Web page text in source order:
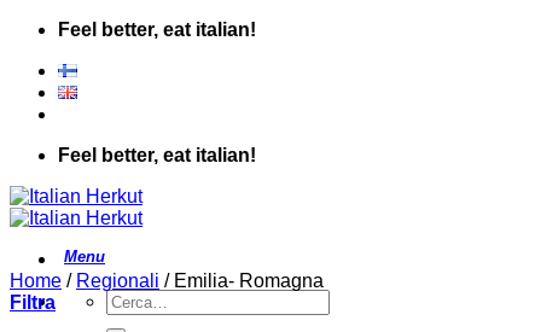
Salta
contenuti
Feel better, eat italian!
Feel better, eat italian!
Cerca:
Home / Regionali /Emilia- Romagna
Filtra